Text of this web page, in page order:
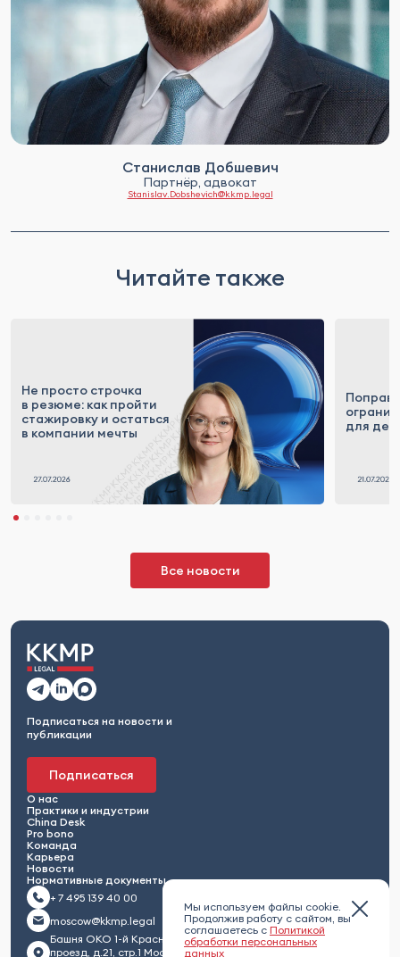
Станислав Добшевич
Партнёр, адвокат
Stanislav.Dobshevich@kkmp.legal
Читайте также
Не просто строчка
в резюме: как пройти
стажировку и остаться
в компании мечты
для
Все новости
Мы используем файлы cookie.
Продолжив работу с сайтом, вы
соглашаетесь с Политикой
обработки персональных
данных
Подписаться на новости и
публикации
Подписаться
О нас
Практики и индустрии
China Desk
Pro bono
Команда
Карьера
Новости
Нормативные документы
+ 7 495 139 40 00
moscow@kkmp.legal
Башня ОКО 1-й Красногвардейский
проезд, д.21, стр.1 Москва 123112,